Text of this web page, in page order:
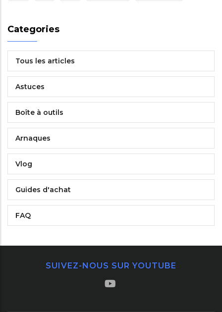
Categories
Tous les articles
Astuces
Boîte à outils
Arnaques
Vlog
Guides d'achat
FAQ
SUIVEZ-NOUS SUR YOUTUBE